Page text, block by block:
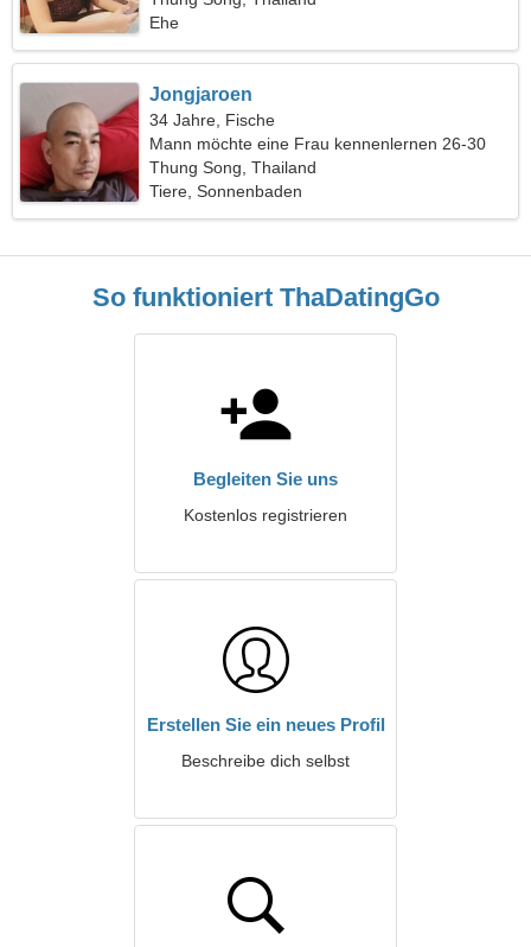
Ehe
Jongjaroen
34 Jahre, Fische
Mann möchte eine Frau kennenlernen 26-30
Thung Song, Thailand
Tiere, Sonnenbaden
So funktioniert ThaDatingGo
Begleiten Sie uns
Kostenlos registrieren
Erstellen Sie ein neues Profil
Beschreibe dich selbst